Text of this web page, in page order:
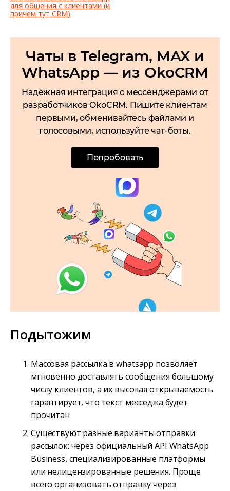
для общения с клиентами (и
причем тут CRM)
Чаты в Telegram, MAX и
WhatsApp — из OkoCRM
Надёжная интеграция с мессенджерами от
разработчиков OkoCRM. Пишите клиентам
первыми, обменивайтесь файлами и
голосовыми, используйте чат-боты.
Попробовать
Подытожим
Массовая рассылка в whatsapp позволяет
мгновенно доставлять сообщения большому
числу клиентов, а их высокая открываемость
гарантирует, что текст месседжа будет
прочитан
Существуют разные варианты отправки
рассылок: через официальный API WhatsApp
Business, специализированные платформы
или нелицензированные решения. Проще
всего организовать отправку через